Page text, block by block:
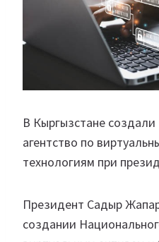
В Кыргызстане
агентство по
технологиям при
Президент Садыр
создании